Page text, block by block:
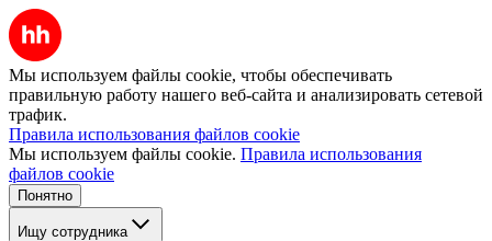
Мы используем файлы cookie, чтобы обеспечивать
правильную работу нашего веб-сайта и анализировать сетевой
трафик.
Правила использования файлов cookie
Мы используем файлы cookie. Правила использования
файлов cookie
Понятно
Ищу сотрудника